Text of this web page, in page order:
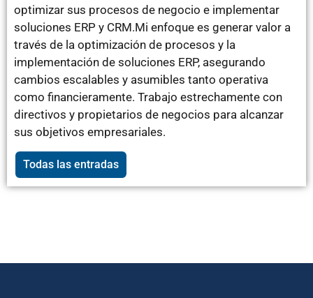
optimizar sus procesos de negocio e implementar
soluciones ERP y CRM.Mi enfoque es generar valor a
través de la optimización de procesos y la
implementación de soluciones ERP, asegurando
cambios escalables y asumibles tanto operativa
como financieramente. Trabajo estrechamente con
directivos y propietarios de negocios para alcanzar
sus objetivos empresariales.
Todas las entradas